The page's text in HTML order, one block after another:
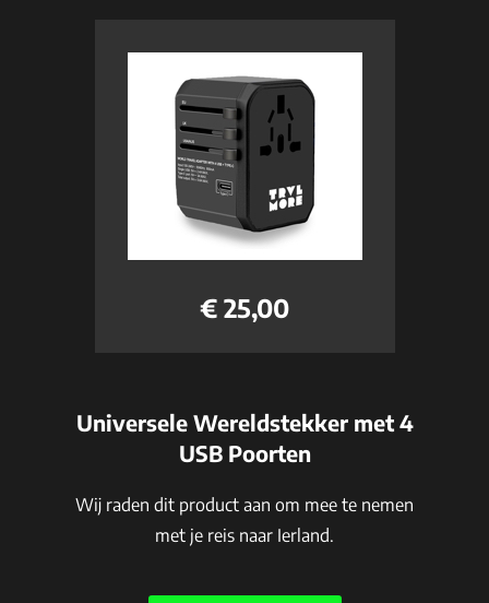
€ 25,00
Universele Wereldstekker met 4
USB Poorten
Wij raden dit product aan om mee te nemen
met je reis naar Ierland.